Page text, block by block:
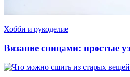
Хобби и рукоделие
Вязание спицами: простые